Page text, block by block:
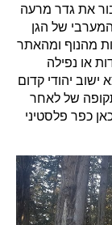
את גדר מרעה
של הגן
מהנוף ומהאתר
או נפילה
יהודי קדום
של לאחר
בנוסף לכאן בשנת 1948 היה כאן כפר פלסטיני